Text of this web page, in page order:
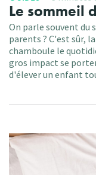
Le sommeil
On parle souvent du
parents ? C'est sûr,
chamboule le
gros impact se
d'élever un enfant